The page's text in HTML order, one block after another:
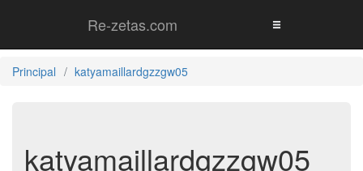
Re-zetas.com
Principal katyamaillardgzzgw05
katyamaillardgzzgw05